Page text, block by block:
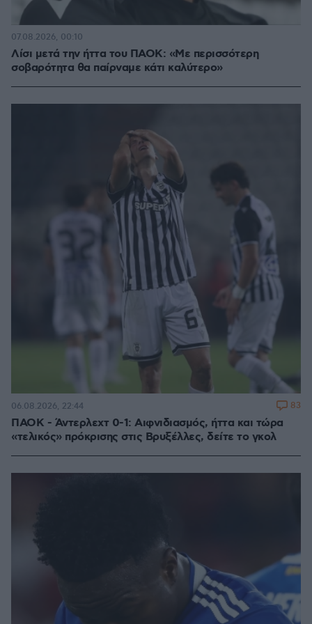
Λίσι μετά την ήττα του ΠΑΟΚ: «Με περισσότερη
σοβαρότητα θα παίρναμε κάτι καλύτερο»
07.08.2026, 00:10
ΠΑΟΚ - Άντερλεχτ 0-1: Αιφνιδιασμός, ήττα και τώρα
«τελικός» πρόκρισης στις Βρυξέλλες, δείτε το γκολ
06.08.2026, 22:44 83